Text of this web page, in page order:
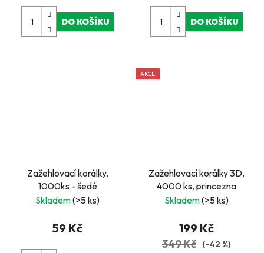
DO KOŠÍKU DO KOŠÍKU
Zažehlovací korálky,
1000ks - šedé
Skladem(>5 ks)
59 Kč
AKCE
Zažehlovací korálky 3D,
4000 ks, princezna
Skladem(>5 ks)
199 Kč
349 Kč (–42 %)